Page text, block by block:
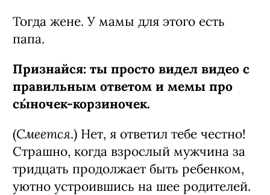
Тогда жене. У мамы для этого есть
папа.
Признайся: ты просто видел видео с
правильным ответом и мемы про
сы́ночек-­корзиночек.
(Смеется.) Нет, я ответил тебе честно!
Страшно, когда взрослый мужчина за
тридцать продолжает быть ребенком,
уютно устроившись на шее родителей.